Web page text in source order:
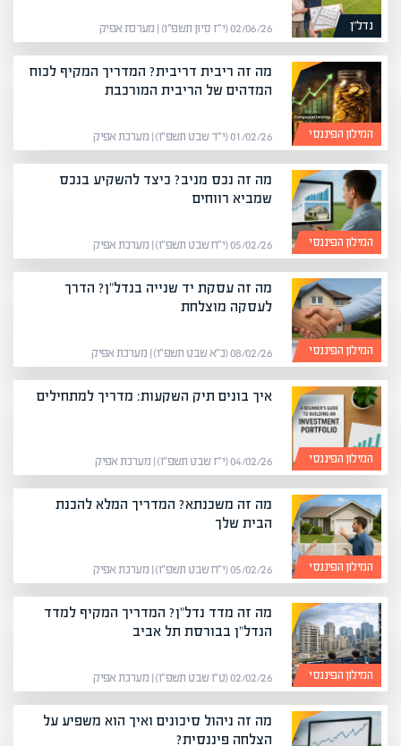
נדל"ן 02/06/26 (י״ז סיון תשפ״ו) | מערכת אפיק
המילון הפיננסי
מה זה ריבית דריבית? המדריך המקיף לכוח
המדהים של הריבית המורכבת
01/02/26 (י״ד שבט תשפ״ו) | מערכת אפיק
המילון הפיננסי
מה זה נכס מניב? כיצד להשקיע בנכס
שמביא רווחים
05/02/26 (י״ח שבט תשפ״ו) | מערכת אפיק
המילון הפיננסי
מה זה עסקת יד שנייה בנדל"ן? הדרך
לעסקה מוצלחת
08/02/26 (כ״א שבט תשפ״ו) | מערכת אפיק
המילון הפיננסי
איך בונים תיק השקעות: מדריך למתחילים
04/02/26 (י״ז שבט תשפ״ו) | מערכת אפיק
המילון הפיננסי
מה זה משכנתא? המדריך המלא להכנת
הבית שלך
05/02/26 (י״ח שבט תשפ״ו) | מערכת אפיק
המילון הפיננסי
מה זה מדד נדל"ן? המדריך המקיף למדד
הנדל"ן בבורסת תל אביב
02/02/26 (ט״ו שבט תשפ״ו) | מערכת אפיק
מה זה ניהול סיכונים ואיך הוא משפיע על
הצלחה פיננסית?